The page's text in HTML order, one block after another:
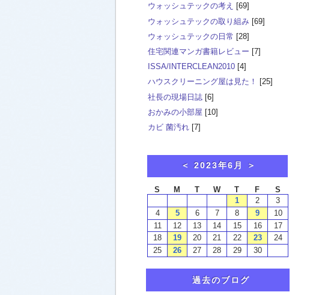
ウォッシュテックの考え
[69]
ウォッシュテックの取り組み [69]
ウォッシュテックの日常 [28]
住宅関連マンガ書籍レビュー [7]
ISSA/INTERCLEAN2010 [4]
ハウスクリーニング屋は見た！
[25]
社長の現場日誌 [6]
おかみの小部屋 [10]
カビ 菌汚れ [7]
過去のブログ